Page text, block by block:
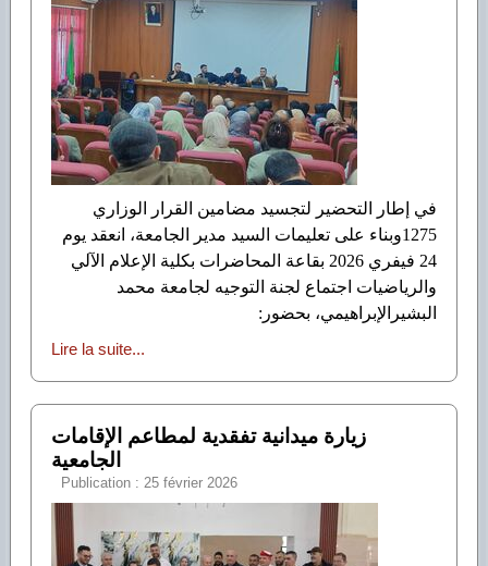
في إطار التحضير لتجسيد مضامين القرار الوزاري
1275وبناء على تعليمات السيد مدير الجامعة، انعقد يوم
24 فيفري 2026 بقاعة المحاضرات بكلية الإعلام الآلي
والرياضيات اجتماع لجنة التوجيه لجامعة محمد
البشيرالإبراهيمي، بحضور:
Lire la suite...
زيارة ميدانية تفقدية لمطاعم الإقامات
الجامعية
Publication : 25 février 2026